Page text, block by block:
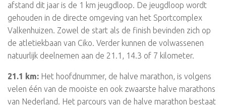
afstand dit jaar is de 1 km jeugdloop. De jeugdloop wordt
gehouden in de directe omgeving van het Sportcomplex
Valkenhuizen. Zowel de start als de finish bevinden zich op
de atletiekbaan van Ciko. Verder kunnen de volwassenen
natuurlijk deelnemen aan de 21.1, 14.3 of 7 kilometer.
21.1 km: Het hoofdnummer, de halve marathon, is volgens
velen één van de mooiste en ook zwaarste halve marathons
van Nederland. Het parcours van de halve marathon bestaat